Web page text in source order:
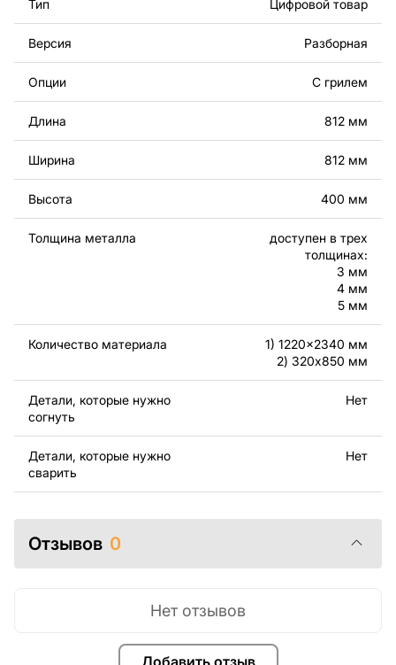
изделие самостоятельно. Чертежи созданы с учетом
могли наслаждаться процессом работы над вашим
Вы можете использовать файлы для создания
готовых изделий как для личного, так и для
коммерческого использования, включая продажу
готовых изделий, изготовленных по этим чертежам.
Подчеркиваем, что перепродажа и распространение
этих оригинальных или отредактированных файлов
запрещены.
За дополнительную плату мы можем добавить любой
текст, изображение, логотип вашей компании или
внести другие изменения в дизайн изделия. Если вам
нужно, чтобы мы выполнили индивидуальный чертеж
изделия из металла для вас, пожалуйста, свяжитесь
Если у вас остались вопросы или вам нужна помощь,
свяжитесь с нами в любое время, мы всегда готовы
помочь.
Тип Цифровой товар
Версия Разборная
Опции С грилем
Длина 812 мм
Ширина 812 мм
Высота 400 мм
Толщина металла
доступен в трех
толщинах:
3 мм
4 мм
5 мм
Количество материала
1) 1220x2340 мм
2) 320x850 мм
Детали, которые нужно
согнуть
Нет
Детали, которые нужно
сварить
Нет
Отзывов 0
Добавить отзыв
Нет отзывов